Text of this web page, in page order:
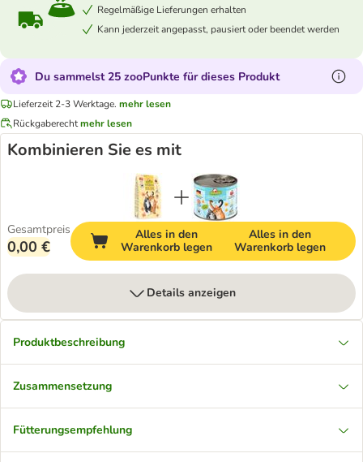
Regelmäßige Lieferungen erhalten
Kann jederzeit angepasst, pausiert oder beendet werden
Du sammelst 25 zooPunkte für dieses Produkt
Lieferzeit 2-3 Werktage. mehr lesen
Rückgaberechtmehr lesen
Kombinieren Sie es mit
Gesamtpreis
0,00 €
Alles in den
Warenkorb legen
Alles in den
Warenkorb legen
Details anzeigen
Produktbeschreibung
Zusammensetzung
Fütterungsempfehlung